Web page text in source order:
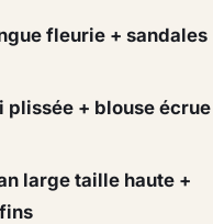
fleurie + sandales
plissée + blouse écrue
large taille haute +